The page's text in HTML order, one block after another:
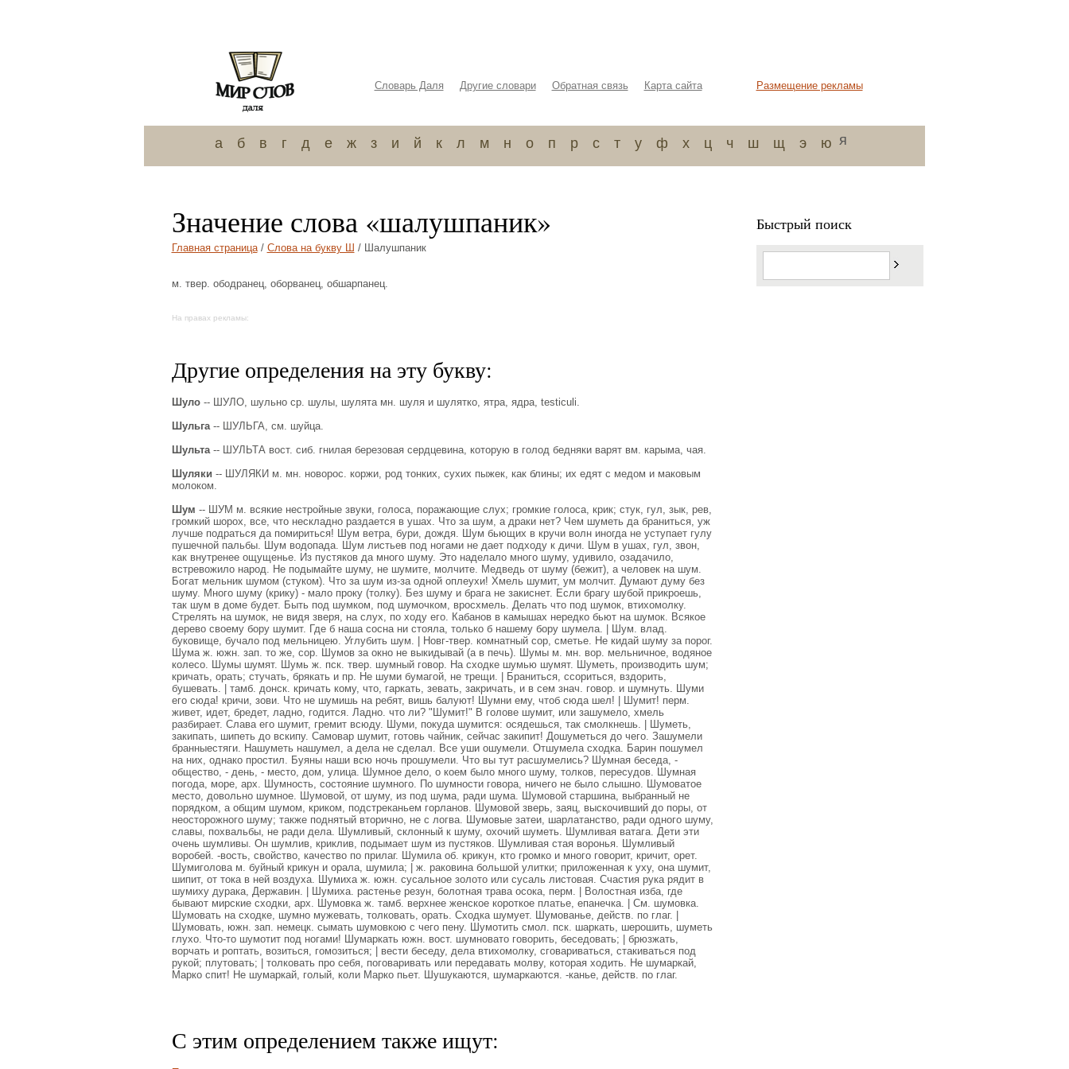
Словарь Даля Другие словари Обратная связь Карта сайта Размещение рекламы
а б в г д е ж з и й к л м н о п р с т у ф х ц ч ш щ э ю я
Значение слова «шалушпаник»
Главная страница/ Слова на букву Ш / Шалушпаник
м. твер. ободранец, оборванец, обшарпанец.
На правах рекламы:
Другие определения на эту букву:
Шуло-- ШУЛО, шульно ср. шулы, шулята мн. шуля и шулятко, ятра, ядра, testiculi.
Шульга-- ШУЛЬГА, см. шуйца.
Шульта-- ШУЛЬТА вост. сиб. гнилая березовая сердцевина, которую в голод бедняки варят вм. карыма, чая.
Шуляки -- ШУЛЯКИ м. мн. новорос. коржи, род тонких, сухих пыжек, как блины; их едят с медом и маковым
молоком.
Шум -- ШУМ м. всякие нестройные звуки, голоса, поражающие слух; громкие голоса, крик; стук, гул, зык, рев,
громкий шорох, все, что нескладно раздается в ушах. Что за шум, а драки нет? Чем шуметь да браниться, уж
лучше подраться да помириться! Шум ветра, бури, дождя. Шум бьющих в кручи волн иногда не уступает гулу
пушечной пальбы. Шум водопада. Шум листьев под ногами не дает подходу к дичи. Шум в ушах, гул, звон,
как внутренее ощущенье. Из пустяков да много шуму. Это наделало много шуму, удивило, озадачило,
встревожило народ. Не подымайте шуму, не шумите, молчите. Медведь от шуму (бежит), а человек на шум.
Богат мельник шумом (стуком). Что за шум из-за одной оплеухи! Хмель шумит, ум молчит. Думают думу без
шуму. Много шуму (крику) - мало проку (толку). Без шуму и брага не закиснет. Если брагу шубой прикроешь,
так шум в доме будет. Быть под шумком, под шумочком, вросхмель. Делать что под шумок, втихомолку.
Стрелять на шумок, не видя зверя, на слух, по ходу его. Кабанов в камышах нередко бьют на шумок. Всякое
дерево своему бору шумит. Где б наша сосна ни стояла, только б нашему бору шумела. | Шум. влад.
буковище, бучало под мельницею. Углубить шум. | Новг-твер. комнатный сор, сметье. Не кидай шуму за порог.
Шума ж. южн. зап. то же, сор. Шумов за окно не выкидывай (а в печь). Шумы м. мн. вор. мельничное, водяное
колесо. Шумы шумят. Шумь ж. пск. твер. шумный говор. На сходке шумью шумят. Шуметь, производить шум;
кричать, орать; стучать, брякать и пр. Не шуми бумагой, не трещи. | Браниться, ссориться, вздорить,
бушевать. | тамб. донск. кричать кому, что, гаркать, зевать, закричать, и в сем знач. говор. и шумнуть. Шуми
его сюда! кричи, зови. Что не шумишь на ребят, вишь балуют! Шумни ему, чтоб сюда шел! | Шумит! перм.
живет, идет, бредет, ладно, годится. Ладно. что ли? "Шумит!" В голове шумит, или зашумело, хмель
разбирает. Слава его шумит, гремит всюду. Шуми, покуда шумится: осядешься, так смолкнешь. | Шуметь,
закипать, шипеть до вскипу. Самовар шумит, готовь чайник, сейчас закипит! Дошуметься до чего. Зашумели
бранныестяги. Нашуметь нашумел, а дела не сделал. Все уши ошумели. Отшумела сходка. Барин пошумел
на них, однако простил. Буяны наши всю ночь прошумели. Что вы тут расшумелись? Шумная беседа, -
общество, - день, - место, дом, улица. Шумное дело, о коем было много шуму, толков, пересудов. Шумная
погода, море, арх. Шумность, состояние шумного. По шумности говора, ничего не было слышно. Шумоватое
место, довольно шумное. Шумовой, от шуму, из под шума, ради шума. Шумовой старшина, выбранный не
порядком, а общим шумом, криком, подстреканьем горланов. Шумовой зверь, заяц, выскочивший до поры, от
неосторожного шуму; также поднятый вторично, не с логва. Шумовые затеи, шарлатанство, ради одного шуму,
славы, похвальбы, не ради дела. Шумливый, склонный к шуму, охочий шуметь. Шумливая ватага. Дети эти
очень шумливы. Он шумлив, криклив, подымает шум из пустяков. Шумливая стая воронья. Шумливый
воробей. -вость, свойство, качество по прилаг. Шумила об. крикун, кто громко и много говорит, кричит, орет.
Шумиголова м. буйный крикун и орала, шумила; | ж. раковина большой улитки; приложенная к уху, она шумит,
шипит, от тока в ней воздуха. Шумиха ж. южн. сусальное золото или сусаль листовая. Счастия рука рядит в
шумиху дурака, Державин. | Шумиха. растенье резун, болотная трава осока, перм. | Волостная изба, где
бывают мирские сходки, арх. Шумовка ж. тамб. верхнее женское короткое платье, епанечка. | См. шумовка.
Шумовать на сходке, шумно мужевать, толковать, орать. Сходка шумует. Шумованье, действ. по глаг. |
Шумовать, южн. зап. немецк. сымать шумовкою с чего пену. Шумотить смол. пск. шаркать, шерошить, шуметь
глухо. Что-то шумотит под ногами! Шумаркать южн. вост. шумновато говорить, беседовать; | брюзжать,
ворчать и роптать, возиться, гомозиться; | вести беседу, дела втихомолку, сговариваться, стакиваться под
рукой; плутовать; | толковать про себя, поговаривать или передавать молву, которая ходить. Не шумаркай,
Марко спит! Не шумаркай, голый, коли Марко пьет. Шушукаются, шумаркаются. -канье, действ. по глаг.
С этим определением также ищут:
Быстрый поиск